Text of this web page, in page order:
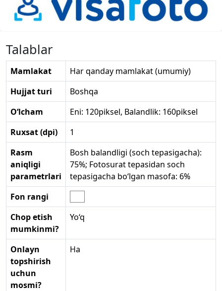
Talablar
Mamlakat
Har qanday mamlakat (umumiy)
Hujjat turi
Boshqa
O‘lcham
Eni: 120piksel, Balandlik: 160piksel
Ruxsat (dpi)
1
Rasm
aniqligi
parametrlari
Bosh balandligi (soch tepasigacha):
75%; Fotosurat tepasidan soch
tepasigacha bo‘lgan masofa: 6%
Fon rangi
Chop etish
mumkinmi?
Yo‘q
Onlayn
topshirish
uchun
mosmi?
Ha